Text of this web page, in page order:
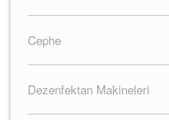
Cephe
Dezenfektan Makineleri